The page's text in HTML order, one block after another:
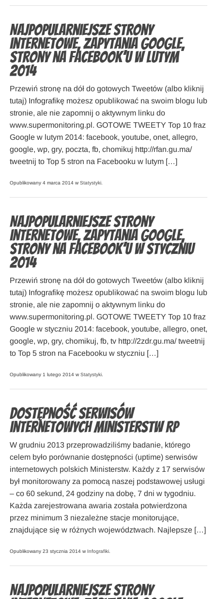
Najpopularniejsze strony
internetowe, zapytania Google,
strony na Facebook’u w lutym
2014
Przewiń stronę na dół do gotowych Tweetów (albo kliknij
tutaj) Infografikę możesz opublikować na swoim blogu lub
stronie, ale nie zapomnij o aktywnym linku do
www.supermonitoring.pl. GOTOWE TWEETY Top 10 fraz
Google w lutym 2014: facebook, youtube, onet, allegro,
google, wp, gry, poczta, fb, chomikuj http://rfan.gu.ma/
tweetnij to Top 5 stron na Facebooku w lutym […]
Opublikowany 4 marca 2014 w Statystyki
Najpopularniejsze strony
internetowe, zapytania Google,
strony na Facebook’u w styczniu
2014
Przewiń stronę na dół do gotowych Tweetów (albo kliknij
tutaj) Infografikę możesz opublikować na swoim blogu lub
stronie, ale nie zapomnij o aktywnym linku do
www.supermonitoring.pl. GOTOWE TWEETY Top 10 fraz
Google w styczniu 2014: facebook, youtube, allegro, onet,
google, wp, gry, chomikuj, fb, tv http://2zdr.gu.ma/ tweetnij
to Top 5 stron na Facebooku w styczniu […]
Opublikowany 1 lutego 2014 w Statystyki
Dostępność serwisów
internetowych Ministerstw RP
W grudniu 2013 przeprowadziliśmy badanie, którego
celem było porównanie dostępności (uptime) serwisów
internetowych polskich Ministerstw. Każdy z 17 serwisów
był monitorowany za pomocą naszej podstawowej usługi
– co 60 sekund, 24 godziny na dobę, 7 dni w tygodniu.
Każda zarejestrowana awaria została potwierdzona
przez minimum 3 niezależne stacje monitorujące,
znajdujące się w różnych województwach. Najlepsze […]
Opublikowany 23 stycznia 2014 w Infografiki
Najpopularniejsze strony